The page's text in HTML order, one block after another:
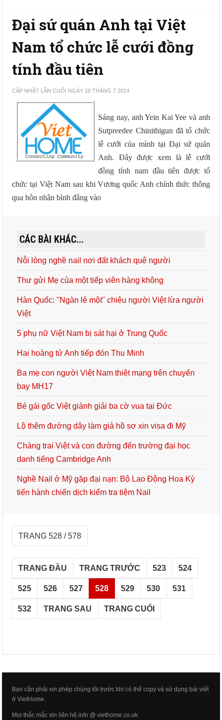
Đại sứ quán Anh tại Việt
Nam tổ chức lễ cưới đồng
tính đầu tiên
CẬP NHẬT LẦN CUỐI NGÀY 28 THÁNG 7 2014
Sáng nay, anh Yein Kai Yee và anh
Sutpreedee Chinithigun đã tổ chức
lễ cưới của mình tại Đại sứ quán
Anh. Đây được xem là lễ cưới
đồng tính nam đầu tiên được tổ
chức tại Việt Nam sau khi Vương quốc Anh chính thức thông
qua hôn nhân bình đẳng vào
CÁC BÀI KHÁC...
Nỗi lòng nghề nail nơi đất khách quê người
Thư gửi Mẹ của một tiếp viên hàng không
Hàn Quốc: "Ngàn lẻ một" chiêu người Việt lừa người
Việt
5 phụ nữ Việt Nam bị sát hại ở Trung Quốc
Hai hoàng tử Anh tiếp đón Thu Minh
Ba mẹ con người Việt Nam thiệt mạng trên chuyến
bay MH17
Bé gái gốc Việt giành giải ba cờ vua tại Đức
Lộ thêm đường dây làm giả hồ sơ xin visa đi Mỹ
Chàng trai Việt và con đường đến trường đại học
danh tiếng Cambridge Anh
Nghề Nail ở Mỹ gặp đại nạn: Bộ Lao Động Hoa Kỳ
tiến hành chiến dịch kiểm tra tiệm Nail
TRANG 528 / 578
TRANG ĐẦU TRANG TRƯỚC 523 524
525 526 527 528 529 530 531
532 TRANG SAU TRANG CUỐI
Bạn cần phải xin phép chúng tôi trước khi có thể copy và sử dụng bài viết
ở VietHome.
Mọi thắc mắc xin liên hệ info @ viethome.co.uk